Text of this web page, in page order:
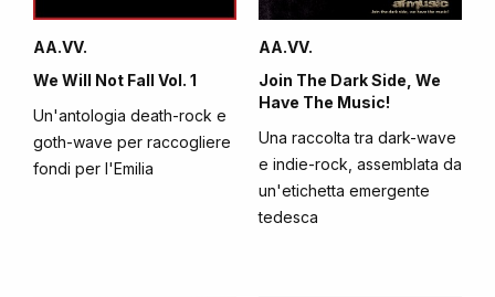
AA.VV.
We Will Not Fall Vol. 1
Un'antologia death-rock e
goth-wave per raccogliere
fondi per l'Emilia
AA.VV.
Join The Dark Side, We
Have The Music!
Una raccolta tra dark-wave
e indie-rock, assemblata da
un'etichetta emergente
tedesca